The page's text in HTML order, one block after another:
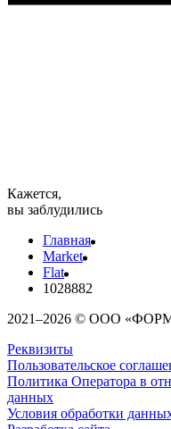
Кажется,
вы заблудились
Главная
Market
Flat
1028882
2021–2026 © ООО
Реквизиты
Пользовательское
Политика Оператора в
данных
Условия обработки